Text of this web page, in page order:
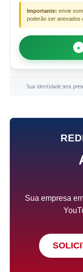
Importante: envie
poderão ser anexados
●
Sua identidade será
Sua empresa